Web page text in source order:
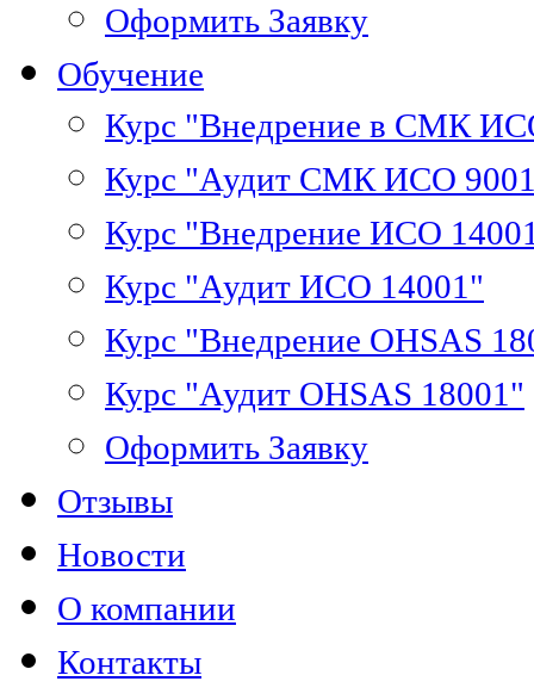
Оформить Заявку
Обучение
Курс "Внедрение в СМК
Курс "Аудит СМК ИСО
Курс "Внедрение ИСО
Курс "Аудит ИСО 14001"
Курс "Внедрение OHSAS
Курс "Аудит OHSAS 18001"
Оформить Заявку
Отзывы
Новости
О компании
Контакты